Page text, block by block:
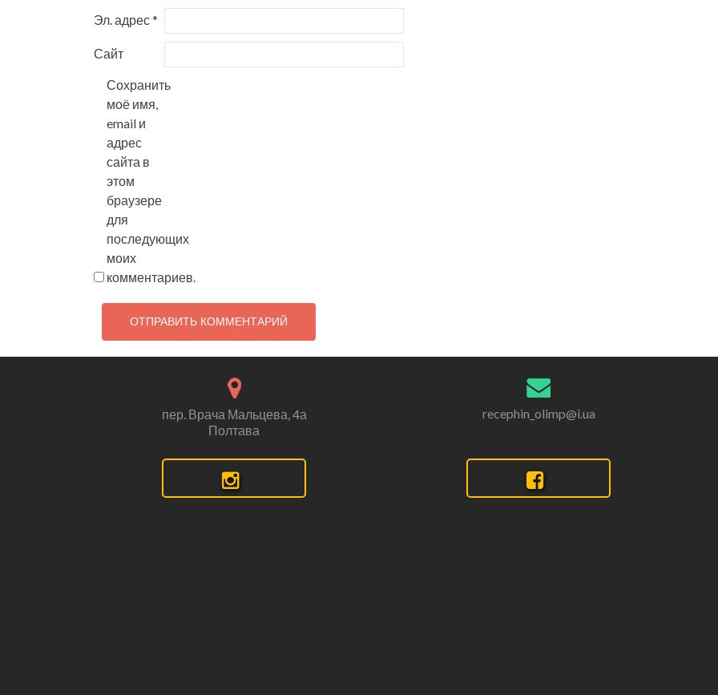
Эл. адрес*
Сайт
Сохранить
моё имя,
email и
адрес
сайта в
этом
браузере
для
последующих
моих
комментариев.
пер. Врача Мальцева, 4а
Полтава
recephin_olimp@i.ua